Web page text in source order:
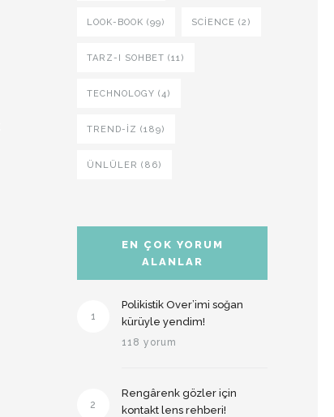
LOOK-BOOK (99) SCIENCE (2)
TARZ-I SOHBET (11)
TECHNOLOGY (4)
TREND-IZ (189)
ÜNLÜLER (86)
EN ÇOK YORUM
ALANLAR
1
Polikistik Over’imi soğan
kürüyle yendim!
118 yorum
2
Rengârenk gözler için
kontakt lens rehberi!